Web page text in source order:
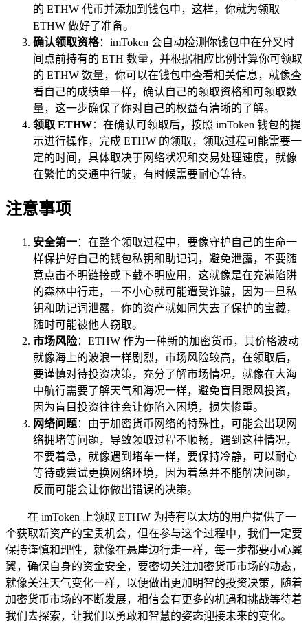
的 ETHW 代币并添加到钱包中，这样，你就为领取
ETHW 做好了准备。
确认领取资格：imToken 会自动检测你钱包中在分叉时
间点前持有的 ETH 数量，并根据相应比例计算你可领取
的 ETHW 数量，你可以在钱包中查看相关信息，就像查
看自己的成绩单一样，确认自己的领取资格和可领取数
量，这一步确保了你对自己的权益有清晰的了解。
领取 ETHW：在确认可领取后，按照 imToken 钱包的提
示进行操作，完成 ETHW 的领取，领取过程可能需要一
定的时间，具体取决于网络状况和交易处理速度，就像
在繁忙的交通中行驶，有时候需要耐心等待。
注意事项
安全第一：在整个领取过程中，要像守护自己的生命一
样保护好自己的钱包私钥和助记词，避免泄露，不要随
意点击不明链接或下载不明应用，这就像是在充满陷阱
的森林中行走，一不小心就可能遭受诈骗，因为一旦私
钥和助记词泄露，你的资产就如同失去了保护的宝藏，
随时可能被他人窃取。
市场风险：ETHW 作为一种新的加密货币，其价格波动
就像海上的波浪一样剧烈，市场风险较高，在领取后，
要谨慎对待投资决策，充分了解市场情况，就像在大海
中航行需要了解天气和海况一样，避免盲目跟风投资，
因为盲目投资往往会让你陷入困境，损失惨重。
网络问题：由于加密货币网络的特殊性，可能会出现网
络拥堵等问题，导致领取过程不顺畅，遇到这种情况，
不要着急，就像遇到堵车一样，要保持冷静，可以耐心
等待或尝试更换网络环境，因为着急并不能解决问题，
反而可能会让你做出错误的决策。
在 imToken 上领取 ETHW 为持有以太坊的用户提供了一
个获取新资产的宝贵机会，但在参与这个过程中，我们一定要
保持谨慎和理性，就像在悬崖边行走一样，每一步都要小心翼
翼，确保自身的资金安全，要密切关注加密货币市场的动态，
就像关注天气变化一样，以便做出更加明智的投资决策，随着
加密货币市场的不断发展，相信会有更多的机遇和挑战等待着
我们去探索，让我们以勇敢和智慧的姿态迎接未来的变化。